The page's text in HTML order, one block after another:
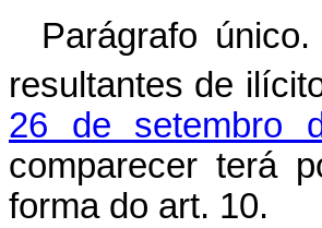
Parágrafo
resultantes de
26 de setembro
comparecer terá
forma do art. 10.